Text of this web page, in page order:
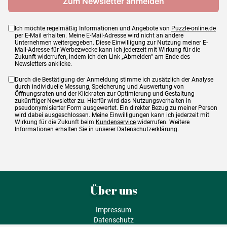
Ich möchte regelmäßig Informationen und Angebote von Puzzle-online.de
per E-Mail erhalten. Meine E-Mail-Adresse wird nicht an andere
Unternehmen weitergegeben. Diese Einwilligung zur Nutzung meiner E-
Mail-Adresse für Werbezwecke kann ich jederzeit mit Wirkung für die
Zukunft widerrufen, indem ich den Link „Abmelden" am Ende des
Newsletters anklicke.
Durch die Bestätigung der Anmeldung stimme ich zusätzlich der Analyse
durch individuelle Messung, Speicherung und Auswertung von
Öffnungsraten und der Klickraten zur Optimierung und Gestaltung
zukünftiger Newsletter zu. Hierfür wird das Nutzungsverhalten in
pseudonymisierter Form ausgewertet. Ein direkter Bezug zu meiner Person
wird dabei ausgeschlossen. Meine Einwilligungen kann ich jederzeit mit
Wirkung für die Zukunft beim Kundenservice widerrufen. Weitere
Informationen erhalten Sie in unserer Datenschutzerklärung.
Über uns
Impressum
Datenschutz